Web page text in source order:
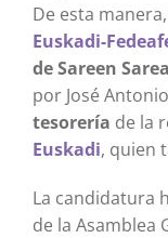
De esta manera,
Euskadi-
de Sareen Sarea
por José
tesorería de la
Euskadi, quien
La candidatura
de la Asamblea